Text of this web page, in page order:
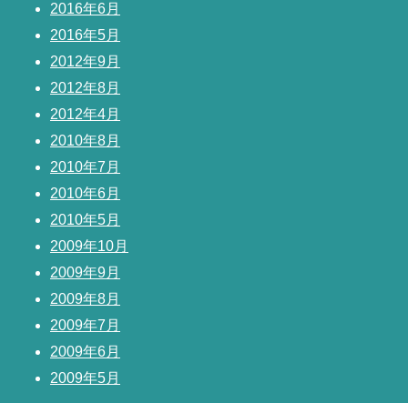
2016年6月
2016年5月
2012年9月
2012年8月
2012年4月
2010年8月
2010年7月
2010年6月
2010年5月
2009年10月
2009年9月
2009年8月
2009年7月
2009年6月
2009年5月